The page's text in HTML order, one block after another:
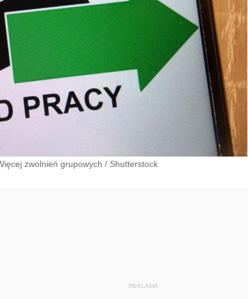
zwolnień grupowych / Shutterstock